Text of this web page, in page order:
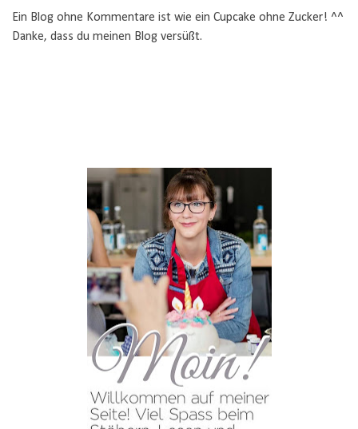
Ein Blog ohne Kommentare ist wie ein Cupcake ohne Zucker! ^^
Danke, dass du meinen Blog versüßt.